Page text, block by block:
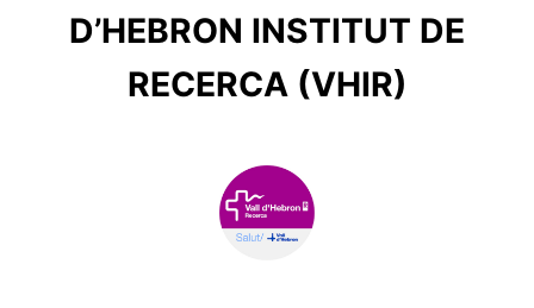
D’HEBRON INSTITUT DE
RECERCA (VHIR)